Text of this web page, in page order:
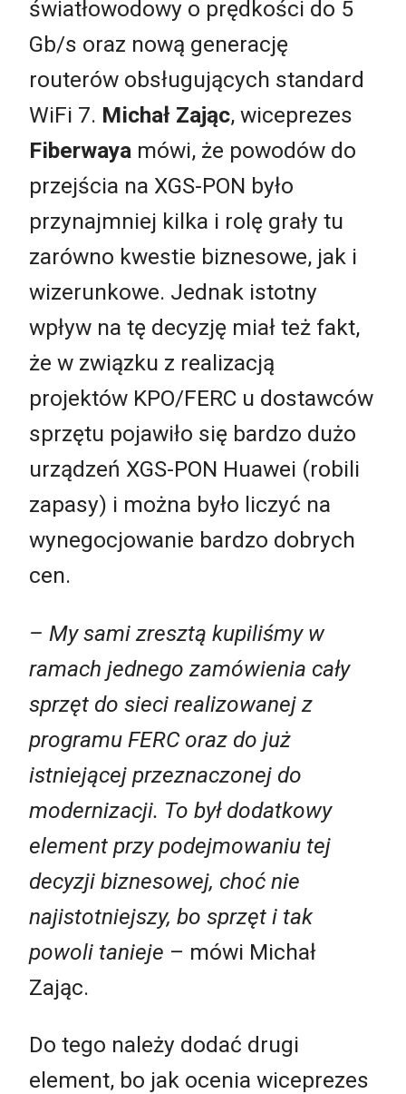
światłowodowy o prędkości do 5
Gb/s oraz nową generację
routerów obsługujących standard
WiFi 7. Michał Zając, wiceprezes
Fiberwaya mówi, że powodów do
przejścia na XGS-PON było
przynajmniej kilka i rolę grały tu
zarówno kwestie biznesowe, jak i
wizerunkowe. Jednak istotny
wpływ na tę decyzję miał też fakt,
że w związku z realizacją
projektów KPO/FERC u dostawców
sprzętu pojawiło się bardzo dużo
urządzeń XGS-PON Huawei (robili
zapasy) i można było liczyć na
wynegocjowanie bardzo dobrych
cen.
– My sami zresztą kupiliśmy w
ramach jednego zamówienia cały
sprzęt do sieci realizowanej z
programu FERC oraz do już
istniejącej przeznaczonej do
modernizacji. To był dodatkowy
element przy podejmowaniu tej
decyzji biznesowej, choć nie
najistotniejszy, bo sprzęt i tak
powoli tanieje – mówi Michał
Zając.
Do tego należy dodać drugi
element, bo jak ocenia wiceprezes